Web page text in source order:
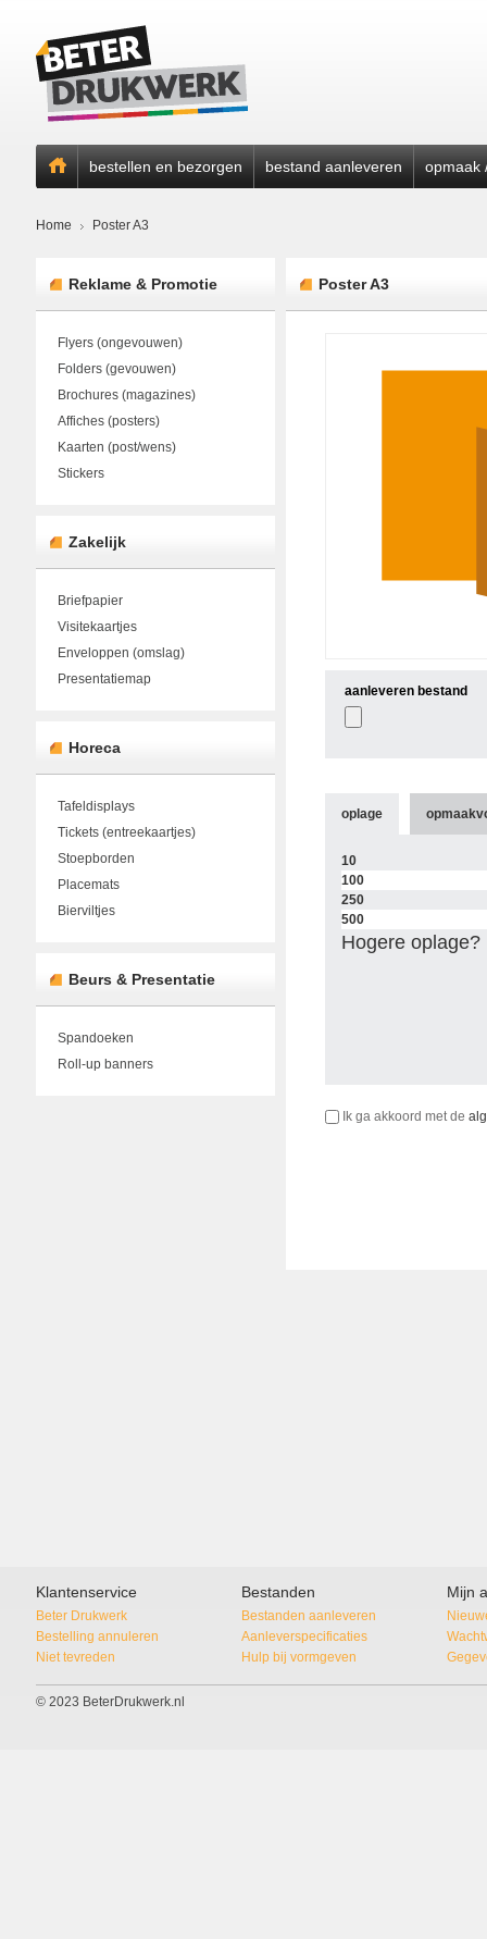
bestellen en bezorgen bestand aanleveren opmaak
Home Poster A3
Reklame & Promotie
Flyers (ongevouwen)
Folders (gevouwen)
Brochures (magazines)
Affiches (posters)
Kaarten (post/wens)
Stickers
Zakelijk
Briefpapier
Visitekaartjes
Enveloppen (omslag)
Presentatiemap
Horeca
Tafeldisplays
Tickets (entreekaartjes)
Stoepborden
Placemats
Bierviltjes
Beurs & Presentatie
Spandoeken
Roll-up banners
Poster A3
aanleveren bestand
oplage
10
100
250
500
Hogere
Ik ga akkoord met de
Klantenservice
Beter Drukwerk
Bestelling annuleren
Niet tevreden
Bestanden
Bestanden aanleveren
Aanleverspecificaties
Hulp bij vormgeven
Mijn
© 2023 BeterDrukwerk.nl